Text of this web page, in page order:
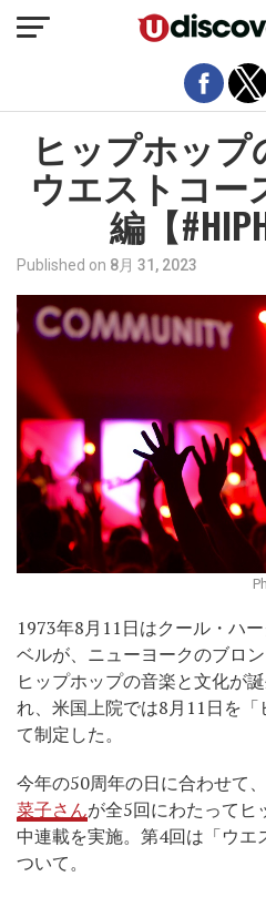
ヒップホップ
ウエストコー
編【
Published on 8月 31, 2023
1973年8月11日はクール・ハ
ベルが、ニューヨークのブロ
ヒップホップの音楽と文化が
れ、米国上院では8月11日を
て制定した。
今年の50周年の日に合わせて
菜子さんが全5回にわたってヒ
中連載を実施。第4回は「ウ
ついて。
モバイルバー